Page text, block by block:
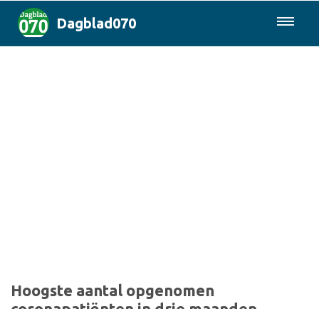
Dagblad070
Hoogste aantal opgenomen